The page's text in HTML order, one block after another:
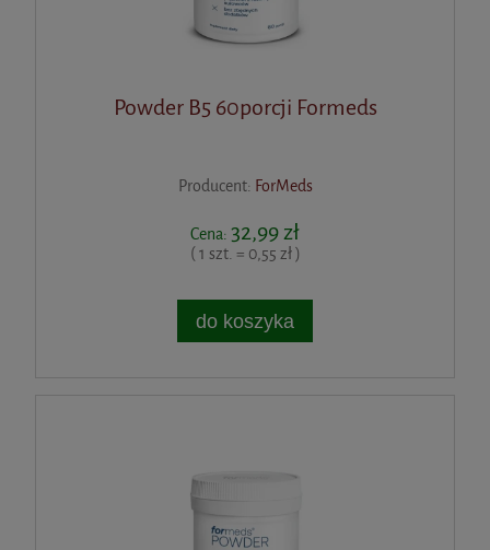
Powder B5 60porcji Formeds
Producent: ForMeds
Cena: 32,99 zł
( 1 szt. = 0,55 zł )
do koszyka